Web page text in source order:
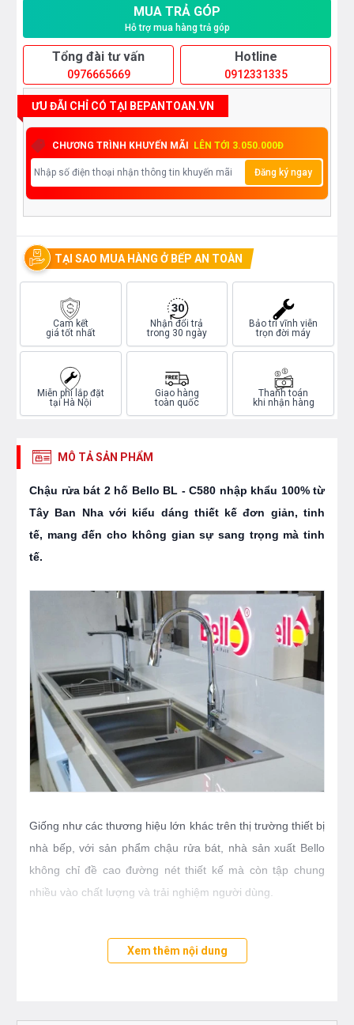
MUA TRẢ GÓP
Hỗ trợ mua hàng trả góp
Tổng đài tư vấn
0976665669
Hotline
0912331335
ƯU ĐÃI CHỈ CÓ TẠI BEPANTOAN.VN
CHƯƠNG TRÌNH KHUYẾN MÃI LÊN TỚI 3.050.000Đ
Đăng ký ngay
TẠI SAO MUA HÀNG Ở BẾP AN TOÀN
Cam kết
giá tốt nhất
Nhận đổi trả
trong 30 ngày
Bảo trì vĩnh viễn
trọn đời máy
Miễn phí lắp đặt
tại Hà Nội
Giao hàng
toàn quốc
Thanh toán
khi nhận hàng
MÔ TẢ SẢN PHẨM
Chậu rửa bát 2 hố Bello BL - C580 nhập khẩu 100% từ
Tây Ban Nha với kiểu dáng thiết kế đơn giản, tinh
tế, mang đến cho không gian sự sang trọng mà tinh
tế.
Giống như các thương hiệu lớn khác trên thị trường thiết bị
nhà bếp, với sản phẩm chậu rửa bát, nhà sản xuất Bello
không chỉ đề cao đường nét thiết kế mà còn tập chung
nhiều vào chất lượng và trải nghiệm người dùng.
không gian phòng bếp tiện nghi, thuận tiện hơn.
Xem thêm nội dung